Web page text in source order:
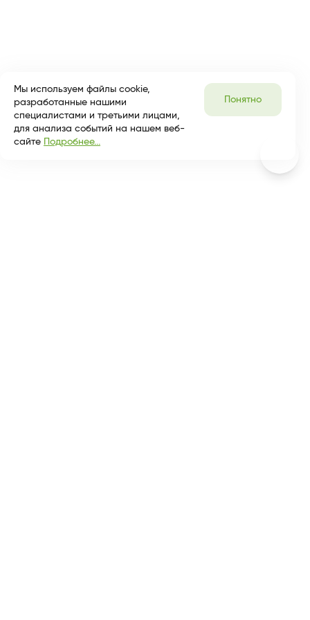
Мы используем файлы cookie,
разработанные нашими
специалистами и третьими лицами,
для анализа событий на нашем веб-
сайте Подробнее...
Понятно